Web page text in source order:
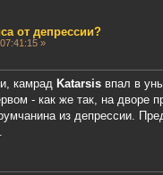
от депрессии?
»
камрад Katarsis впал в
- как же так, на
из депрессии.